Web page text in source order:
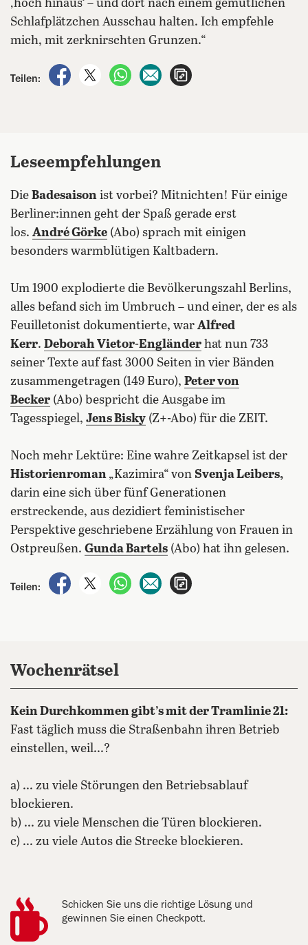
‚hoch hinaus‘ – und dort nach einem gemütlichen
Schlafplätzchen Ausschau halten. Ich empfehle
mich, mit zerknirschten Grunzen.“
Teilen:
auf Facebook teilen
auf X teilenper WhatsApp teilen
per E-Mail teilen
Lese­empfehlungen
Die Badesaison ist vorbei? Mitnichten! Für einige
Berliner:innen geht der Spaß gerade erst
los. André Görke (Abo) sprach mit einigen
besonders warmblütigen Kaltbadern.
Um 1900 explodierte die Bevölkerungszahl Berlins,
alles befand sich im Umbruch – und einer, der es als
Feuilletonist dokumentierte, war Alfred
Kerr. Deborah Vietor-Engländer hat nun 733
seiner Texte auf fast 3000 Seiten in vier Bänden
zusammengetragen (149 Euro), Peter von
Becker (Abo) bespricht die Ausgabe im
Tagesspiegel, Jens Bisky (Z+-Abo) für die ZEIT.
Noch mehr Lektüre: Eine wahre Zeitkapsel ist der
Historienroman „Kazimira“ von Svenja Leibers,
darin eine sich über fünf Generationen
erstreckende, aus dezidiert feministischer
Perspektive geschriebene Erzählung von Frauen in
Ostpreußen. Gunda Bartels (Abo) hat ihn gelesen.
Teilen:
auf Facebook teilen
auf X teilenper WhatsApp teilen
per E-Mail teilen
Wochen­rätsel
Kein Durchkommen gibt’s mit der Tramlinie 21:
Fast täglich muss die Straßenbahn ihren Betrieb
einstellen, weil...?
a) ... zu viele Störungen den Betriebsablauf
blockieren.
b) ... zu viele Menschen die Türen blockieren.
c) ... zu viele Autos die Strecke blockieren.
Schicken Sie uns die richtige Lösung und
gewinnen Sie einen Checkpott.